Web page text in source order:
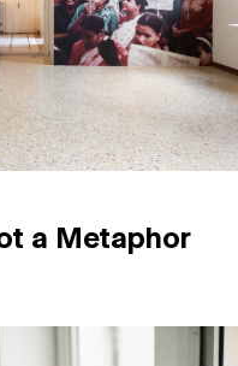
a Metaphor